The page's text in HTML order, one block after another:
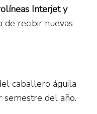
Interjet y
de recibir nuevas
caballero águila
semestre del año.